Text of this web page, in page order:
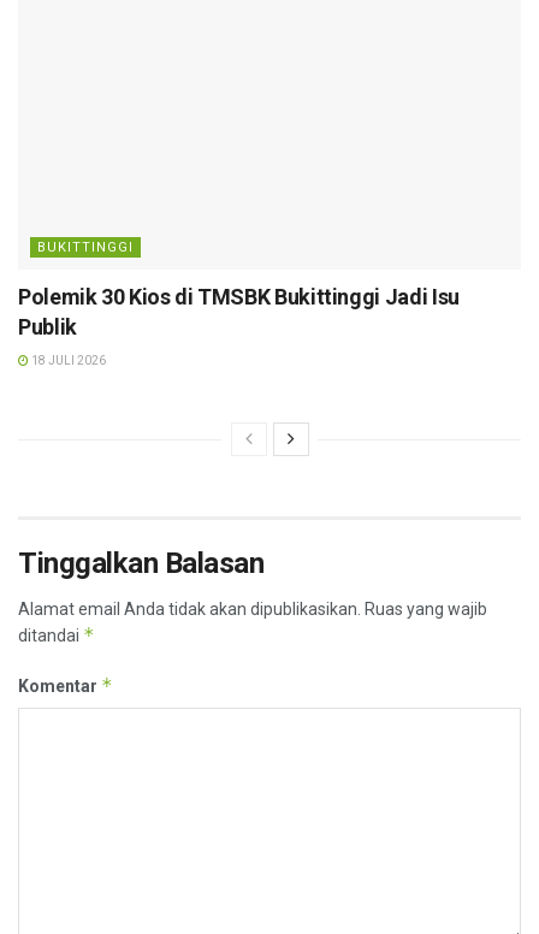
BUKITTINGGI
Polemik 30 Kios di TMSBK Bukittinggi Jadi Isu
Publik
18 JULI 2026
Tinggalkan Balasan
Alamat email Anda tidak akan dipublikasikan. Ruas yang wajib
ditandai *
Komentar *